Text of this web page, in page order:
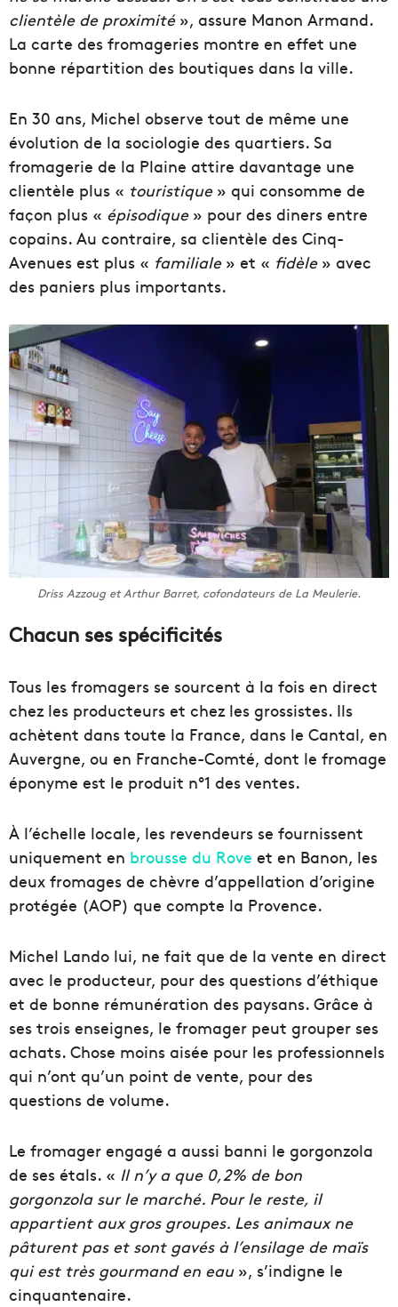
clientèle de proximité », assure Manon Armand.
La carte des fromageries montre en effet une
bonne répartition des boutiques dans la ville.
En 30 ans, Michel observe tout de même une
évolution de la sociologie des quartiers. Sa
fromagerie de la Plaine attire davantage une
clientèle plus « touristique» qui consomme de
façon plus « épisodique» pour des diners entre
copains. Au contraire, sa clientèle des Cinq-
Avenues est plus « familiale » et « fidèle» avec
des paniers plus importants.
Driss Azzoug et Arthur Barret, cofondateurs de La Meulerie.
Chacun ses spécificités
Tous les fromagers se sourcent à la fois en direct
chez les producteurs et chez les grossistes. Ils
achètent dans toute la France, dans le Cantal, en
Auvergne, ou en Franche-Comté, dont le fromage
éponyme est le produit n°1 des ventes.
À l’échelle locale, les revendeurs se fournissent
uniquement en brousse du Rove et en Banon, les
deux fromages de chèvre d’appellation d’origine
protégée (AOP) que compte la Provence.
Michel Lando lui, ne fait que de la vente en direct
avec le producteur, pour des questions d’éthique
et de bonne rémunération des paysans. Grâce à
ses trois enseignes, le fromager peut grouper ses
achats. Chose moins aisée pour les professionnels
qui n’ont qu’un point de vente, pour des
questions de volume.
Le fromager engagé a aussi banni le gorgonzola
de ses étals. « Il n’y a que 0,2% de bon
gorgonzola sur le marché. Pour le reste, il
appartient aux gros groupes. Les animaux ne
pâturent pas et sont gavés à l’ensilage de maïs
qui est très gourmand en eau », s’indigne le
cinquantenaire.